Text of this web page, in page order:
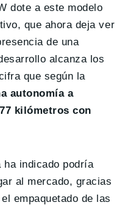
dote a este modelo
que ahora deja ver
de una
alcanza los
que según la
autonomía a
kilómetros con
ha indicado podría
al mercado, gracias
empaquetado de las